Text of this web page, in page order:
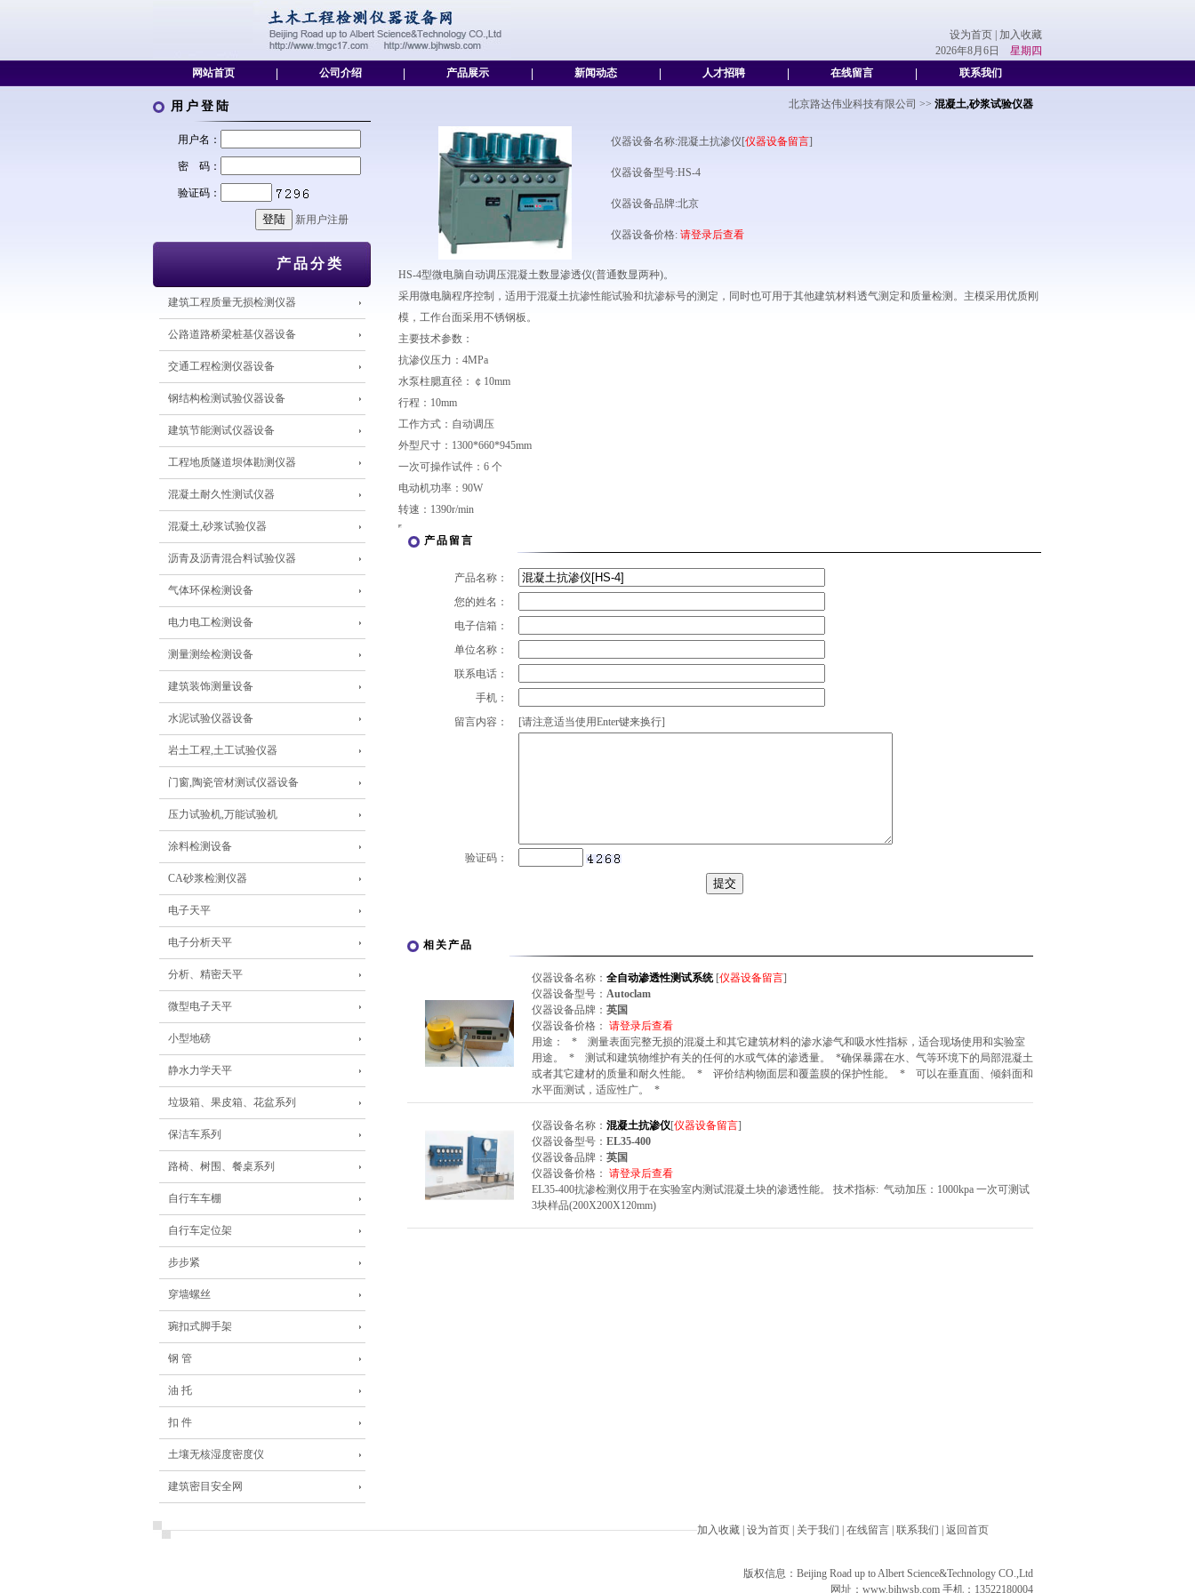
设为首页
加入收藏
2026年8月6日 星期四
网站首页
公司介绍 产品展示 新闻动态 人才招聘 在线留言 联系我们
用户登陆
用户名：
密 码：
验证码：
新用户注册
产品分类
建筑工程质量无损检测仪器
公路道路桥梁桩基仪器设备
交通工程检测仪器设备
钢结构检测试验仪器设备
建筑节能测试仪器设备
工程地质隧道坝体勘测仪器
混凝土耐久性测试仪器
混凝土,砂浆试验仪器
沥青及沥青混合料试验仪器
气体环保检测设备
电力电工检测设备
测量测绘检测设备
建筑装饰测量设备
水泥试验仪器设备
岩土工程,土工试验仪器
门窗,陶瓷管材测试仪器设备
压力试验机,万能试验机
涂料检测设备
CA砂浆检测仪器
电子天平
电子分析天平
分析、精密天平
微型电子天平
小型地磅
静水力学天平
垃圾箱、果皮箱、花盆系列
保洁车系列
路椅、树围、餐桌系列
自行车车棚
自行车定位架
步步紧
穿墙螺丝
琬扣式脚手架
钢 管
油 托
扣 件
土壤无核湿度密度仪
建筑密目安全网
北京路达伟业科技有限公司 >> 混凝土,砂浆试验仪器
仪器设备名称:混凝土抗渗仪[仪器设备留言]
仪器设备型号:HS-4
仪器设备品牌:北京
仪器设备价格: 请登录后查看
HS-4型微电脑自动调压混凝土数显渗透仪(普通数显两种)。
采用微电脑程序控制，适用于混凝土抗渗性能试验和抗渗标号的测定，同时也可用于其他建筑材料透气测定和质量检测。主模采用优质刚
模，工作台面采用不锈钢板。
主要技术参数：
抗渗仪压力：4MPa
水泵柱腮直径：￠10mm
行程：10mm
工作方式：自动调压
外型尺寸：1300*660*945mm
一次可操作试件：6 个
电动机功率：90W
转速：1390r/min
产品留言
产品名称：
您的姓名：
电子信箱：
单位名称：
联系电话：
手机：
留言内容：
[请注意适当使用Enter键来换行]
验证码：
相关产品
仪器设备名称： 全自动渗透性测试系统 [仪器设备留言]
仪器设备型号： Autoclam
仪器设备品牌： 英国
仪器设备价格： 请登录后查看
用途： * 测量表面完整无损的混凝土和其它建筑材料的渗水渗气和吸水性指标，适合现场使用和实验室
用途。 * 测试和建筑物维护有关的任何的水或气体的渗透量。 *确保暴露在水、气等环境下的局部混凝土
或者其它建材的质量和耐久性能。 * 评价结构物面层和覆盖膜的保护性能。 * 可以在垂直面、倾斜面和
水平面测试，适应性广。 *
仪器设备名称： 混凝土抗渗仪[仪器设备留言]
仪器设备型号： EL35-400
仪器设备品牌： 英国
仪器设备价格： 请登录后查看
EL35-400抗渗检测仪用于在实验室内测试混凝土块的渗透性能。 技术指标: 气动加压：1000kpa 一次可测试
3块样品(200X200X120mm)
加入收藏 设为首页 关于我们 在线留言 联系我们 返回首页
版权信息：Beijing Road up to Albert Science&Technology CO.,Ltd
网址： www.bjhwsb.com 手机：13522180004